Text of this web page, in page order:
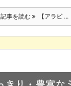
記事を読む 【アラビ ...